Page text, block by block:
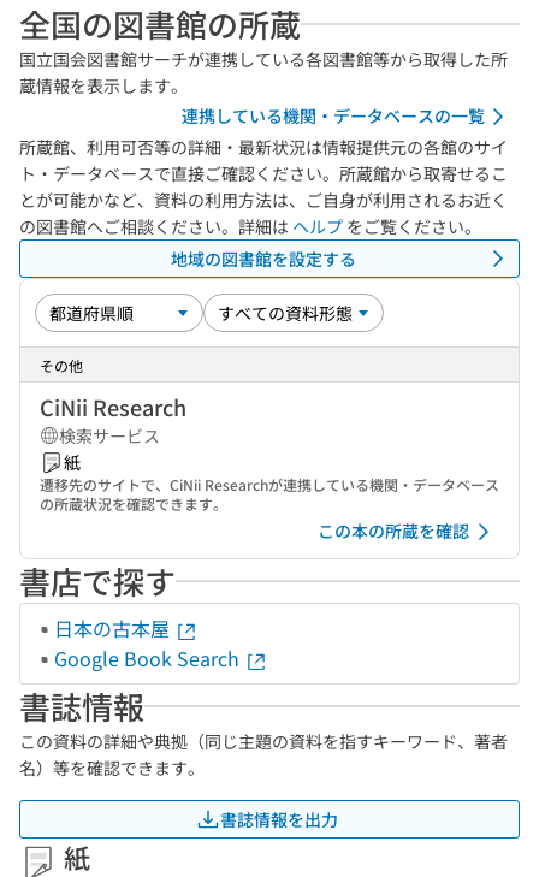
全国の図書館の所蔵
国立国会図書館サーチが連携している各図書館等から取得した所
蔵情報を表示します。
連携している機関・データベースの一覧
所蔵館、利用可否等の詳細・最新状況は情報提供元の各館のサイ
ト・データベースで直接ご確認ください。所蔵館から取寄せるこ
とが可能かなど、資料の利用方法は、ご自身が利用されるお近く
の図書館へご相談ください。詳細は ヘルプ をご覧ください。
地域の図書館を設定する
その他
CiNii Research
検索サービス
紙
遷移先のサイトで、CiNii Researchが連携している機関・データベース
の所蔵状況を確認できます。
この本の所蔵を確認
書店で探す
日本の古本屋
Google Book Search
書誌情報
この資料の詳細や典拠（同じ主題の資料を指すキーワード、著者
名）等を確認できます。
書誌情報を出力
紙